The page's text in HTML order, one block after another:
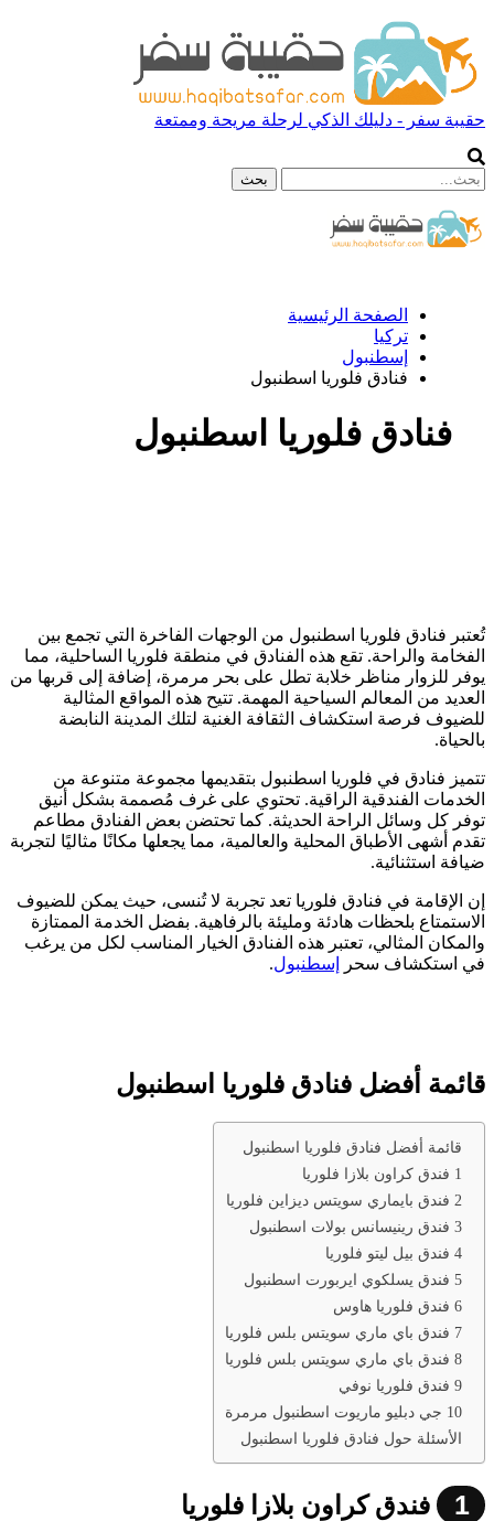
حقيبة سفر - دليلك الذكي لرحلة مريحة وممتعة
الصفحة الرئيسية
تركيا
إسطنبول
فنادق فلوريا اسطنبول
فنادق فلوريا اسطنبول
تُعتبر فنادق فلوريا اسطنبول من الوجهات الفاخرة التي تجمع بين
الفخامة والراحة. تقع هذه الفنادق في منطقة فلوريا الساحلية، مما
يوفر للزوار مناظر خلابة تطل على بحر مرمرة، إضافة إلى قربها من
العديد من المعالم السياحية المهمة. تتيح هذه المواقع المثالية
للضيوف فرصة استكشاف الثقافة الغنية لتلك المدينة النابضة
بالحياة.
تتميز فنادق في فلوريا اسطنبول بتقديمها مجموعة متنوعة من
الخدمات الفندقية الراقية. تحتوي على غرف مُصممة بشكل أنيق
توفر كل وسائل الراحة الحديثة. كما تحتضن بعض الفنادق مطاعم
تقدم أشهى الأطباق المحلية والعالمية، مما يجعلها مكانًا مثاليًا لتجربة
ضيافة استثنائية.
إن الإقامة في فنادق فلوريا تعد تجربة لا تُنسى، حيث يمكن للضيوف
الاستمتاع بلحظات هادئة ومليئة بالرفاهية. بفضل الخدمة الممتازة
والمكان المثالي، تعتبر هذه الفنادق الخيار المناسب لكل من يرغب
في استكشاف سحر
إسطنبول.
قائمة أفضل فنادق فلوريا اسطنبول
قائمة أفضل فنادق فلوريا اسطنبول
1 فندق كراون بلازا فلوريا
2 فندق بايماري سويتس ديزاين فلوريا
3 فندق رينيسانس بولات اسطنبول
4 فندق بيل ليتو فلوريا
5 فندق يسلكوي ايربورت اسطنبول
6 فندق فلوريا هاوس
7 فندق باي ماري سويتس بلس فلوريا
8 فندق باي ماري سويتس بلس فلوريا
9 فندق فلوريا نوفي
10 جي دبليو ماريوت اسطنبول مرمرة
الأسئلة حول فنادق فلوريا اسطنبول
1 فندق كراون بلازا فلوريا